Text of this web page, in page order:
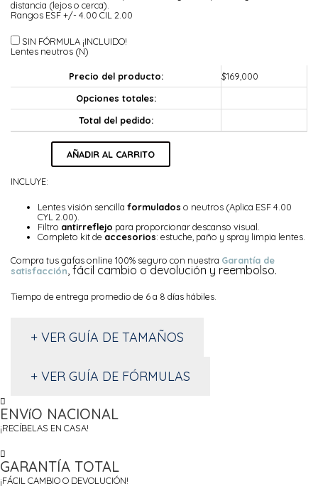
distancia (lejos o cerca).
Rangos ESF +/- 4.00 CIL 2.00
SIN FÓRMULA ¡INCLUIDO!
Lentes neutros (N)
Precio del producto: $169,000
Opciones totales:
Total del pedido:
AÑADIR AL CARRITO
INCLUYE:
Lentes visión sencillaformulados o neutros (Aplica ESF 4.00
CYL 2.00).
Filtro antirreflejo para proporcionar descanso visual.
Completo kit de accesorios: estuche, paño y spray limpia lentes.
Compra tus gafas online 100% seguro con nuestra Garantía de
satisfacción, fácil cambio o devolución y reembolso.
Tiempo de entrega promedio de 6 a 8 días hábiles.
+ VER GUÍA DE TAMAÑOS
+ VER GUÍA DE FÓRMULAS
ENVíO NACIONAL
¡RECÍBELAS EN CASA!
GARANTÍA TOTAL
¡FÁCIL CAMBIO O DEVOLUCIÓN!